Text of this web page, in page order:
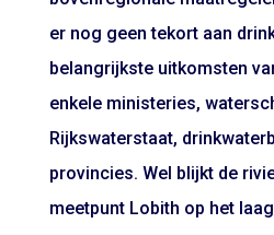
er nog geen tekort aan
belangrijkste uitkomsten
enkele ministeries,
Rijkswaterstaat,
provincies. Wel blijkt de
meetpunt Lobith op het